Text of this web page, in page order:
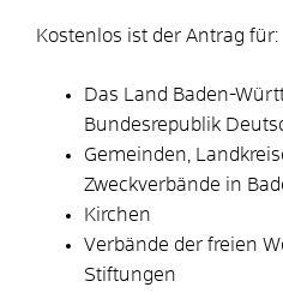
Kostenlos ist der Antrag für:
Das Land Baden-
Bundesrepublik
Gemeinden,
Zweckverbände in
Kirchen
Verbände der freien
Stiftungen